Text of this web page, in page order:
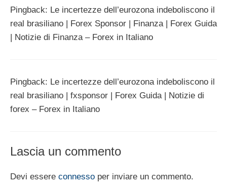
Pingback: Le incertezze dell’eurozona indeboliscono il
real brasiliano | Forex Sponsor | Finanza | Forex Guida
| Notizie di Finanza – Forex in Italiano
Pingback: Le incertezze dell’eurozona indeboliscono il
real brasiliano | fxsponsor | Forex Guida | Notizie di
forex – Forex in Italiano
Lascia un commento
Devi essere connesso per inviare un commento.